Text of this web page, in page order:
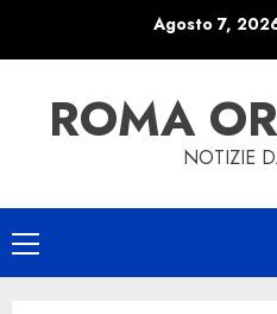
Agosto 7,
ROMA
NOTIZIE
Primary
Menu